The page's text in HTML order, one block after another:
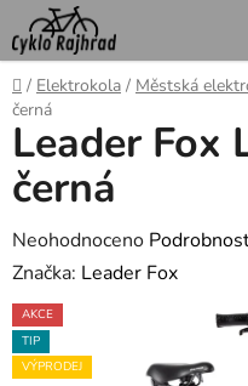
Přejít
na
obsah
Domů
/ Elektrokola / Městská
černá
Leader Fox
černá
Průměrné
hodnocení
produktu
je
0,0
Neohodnoceno
Značka: Leader Fox
AKCE
TIP
VÝPRODEJ